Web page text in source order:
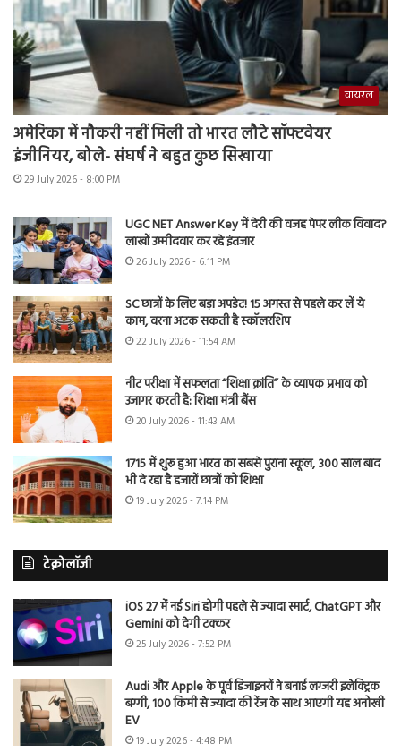
वायरल
अमेरिका में नौकरी नहीं मिली तो भारत लौटे सॉफ्टवेयर
इंजीनियर, बोले- संघर्ष ने बहुत कुछ सिखाया
29 July 2026 - 8:00 PM
UGC NET Answer Key में देरी की वजह पेपर लीक विवाद?
लाखों उम्मीदवार कर रहे इंतजार
26 July 2026 - 6:11 PM
SC छात्रों के लिए बड़ा अपडेट! 15 अगस्त से पहले कर लें ये
काम, वरना अटक सकती है स्कॉलरशिप
22 July 2026 - 11:54 AM
नीट परीक्षा में सफलता “शिक्षा क्रांति” के व्यापक प्रभाव को
उजागर करती है: शिक्षा मंत्री बैंस
20 July 2026 - 11:43 AM
1715 में शुरू हुआ भारत का सबसे पुराना स्कूल, 300 साल बाद
भी दे रहा है हजारों छात्रों को शिक्षा
19 July 2026 - 7:14 PM
टेक्नोलॉजी
iOS 27 में नई Siri होगी पहले से ज्यादा स्मार्ट, ChatGPT और
Gemini को देगी टक्कर
25 July 2026 - 7:52 PM
Audi और Apple के पूर्व डिजाइनरों ने बनाई लग्जरी इलेक्ट्रिक
बग्गी, 100 किमी से ज्यादा की रेंज के साथ आएगी यह अनोखी
EV
19 July 2026 - 4:48 PM